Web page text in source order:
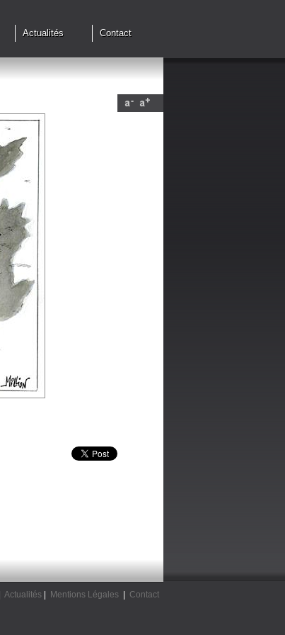
Actualités Contact
Actualités| Mentions Légales|
Contact